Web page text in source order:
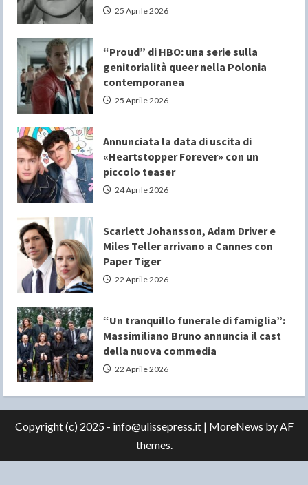
25 Aprile 2026
“Proud” di HBO: una serie sulla
genitorialità queer nella Polonia
contemporanea
25 Aprile 2026
Annunciata la data di uscita di
«Heartstopper Forever» con un
piccolo teaser
24 Aprile 2026
Scarlett Johansson, Adam Driver e
Miles Teller arrivano a Cannes con
Paper Tiger
22 Aprile 2026
“Un tranquillo funerale di famiglia”:
Massimiliano Bruno annuncia il cast
della nuova commedia
22 Aprile 2026
Copyright (c) 2025 - info@ulissepress.it | MoreNews by AF
themes.